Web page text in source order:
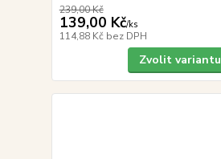
239,00 Kč
139,00 Kč/ks
114,88 Kč bez DPH
Zvolit variantu